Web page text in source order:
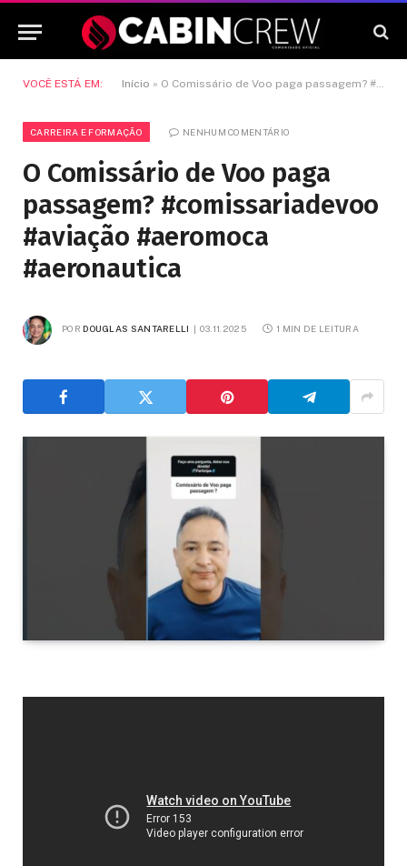
VOCÊ ESTÁ EM: Início » O Comissário de Voo paga passagem? #comissariadevoo #aviação #aeromoca #aeronautica
CARREIRA E FORMAÇÃO NENHUM COMENTÁRIO
O Comissário de Voo paga
passagem? #comissariadevoo
#aviação #aeromoca
#aeronautica
POR DOUGLAS SANTARELLI 03.11.2025 1 MIN DE LEITURA